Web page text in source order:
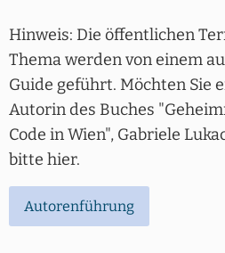
Hinweis: Die öffentlichen
Thema werden von einem
Guide geführt. Möchten Sie
Autorin des Buches
Code in Wien", Gabriele
bitte hier.
Autorenführung